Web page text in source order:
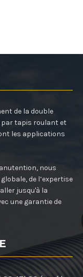
de la double
tapis roulant et
les applications
nous
de l’expertise
jusqu'à la
une garantie de